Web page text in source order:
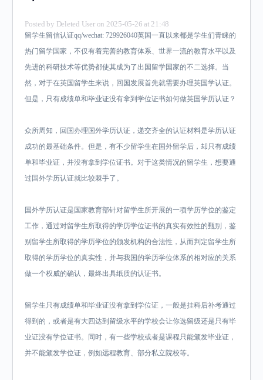
Posted by Deleted User on 2025-05-26 at 21:48
留学生留信认证qq/wechat: 729926040英国一直以来都是学生们青睐的
热门留学国家，不仅有着完善的教育体系、世界一流的教育水平以及
先进的科研技术等优势都使其成为了出国留学国家的不二选择。当
然，对于在英国留学生来说，回国发展首先就需要办理英国学认证。
但是，只有成绩单和毕业证没有拿到学位证书如何做英国学历认证？
众所周知，回国办理国外学历认证，递交齐全的认证材料是学历认证
成功的最基础条件。但是，有不少留学生在国外留学后，却只有成绩
单和毕业证，并没有拿到学位证书。对于这类情况的留学生，想要通
过国外学历认证就比较棘手了。
国外学历认证是国家教育部针对留学生所开展的一项学历学位的鉴定
工作，通过对留学生所取得的学历学位证书的真实有效性的甄别，鉴
别留学生所取得的学历学位的颁发机构的合法性，从而判定留学生所
取得的学历学位的真实性，并与我国的学历学位体系的相对应的关系
做一个权威的确认，最终出具纸质的认证书。
留学生只有成绩单和毕业证没有拿到学位证，一般是挂科后补考通过
得到的，或者是有大四达到留级水平的学校会让你选留级还是只有毕
业证没有学位证书。同时，有一些学校或者是课程只能颁发毕业证，
并不能颁发学位证，例如远程教育、部分私立院校等。